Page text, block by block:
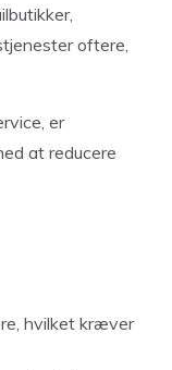
oftere,
er
at reducere
hvilket kræver